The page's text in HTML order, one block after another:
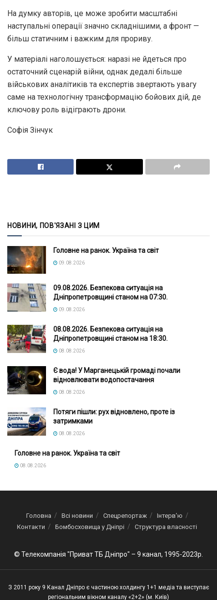
На думку авторів, це може зробити масштабні
наступальні операції значно складнішими, а фронт —
більш статичним і важким для прориву.
У матеріалі наголошується: наразі не йдеться про
остаточний сценарій війни, однак дедалі більше
військових аналітиків та експертів звертають увагу
саме на технологічну трансформацію бойових дій, де
ключову роль відіграють дрони.
Софія Зінчук
НОВИНИ, ПОВ'ЯЗАНІ З ЦИМ
Головне на ранок. Україна та світ
09.08.2026
09.08.2026. Безпекова ситуація на
Дніпропетровщині станом на 07:30.
09.08.2026
08.08.2026. Безпекова ситуація на
Дніпропетровщині станом на 18:30.
08.08.2026
Є вода! У Марганецькій громаді почали
відновлювати водопостачання
08.08.2026
Потяги пішли: рух відновлено, проте із
затримками
08.08.2026
Головне на ранок. Україна та світ
08.08.2026
Головна Всі новини Спецрепортаж
Інтерв’ю
Контакти
Бомбосховища у Дніпрі Структура власності
© Телекомпанія "Приват ТБ Дніпро" – 9 канал, 1995-2023р.
З 2011 року 9 Канал Дніпро є частиною холдингу 1+1 медіа та виступає
регіональним вікном каналу «2+2» (м. Київ)